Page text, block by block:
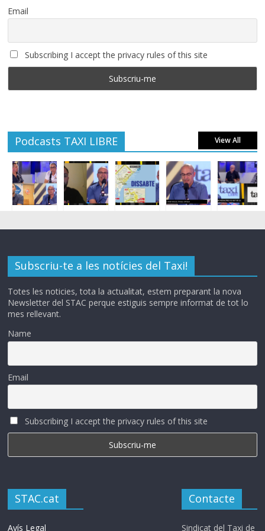
Email
Subscribing I accept the privacy rules of this site
Podcasts TAXI LIBRE View All
Subscriu-te a les notícies del Taxi!
Totes les noticies, tota la actualitat, estem preparant la nova
Newsletter del STAC perque estiguis sempre informat de tot lo
mes rellevant.
Name
Email
Subscribing I accept the privacy rules of this site
STAC.cat
Avís Legal
Contacte
Sindicat del Taxi de